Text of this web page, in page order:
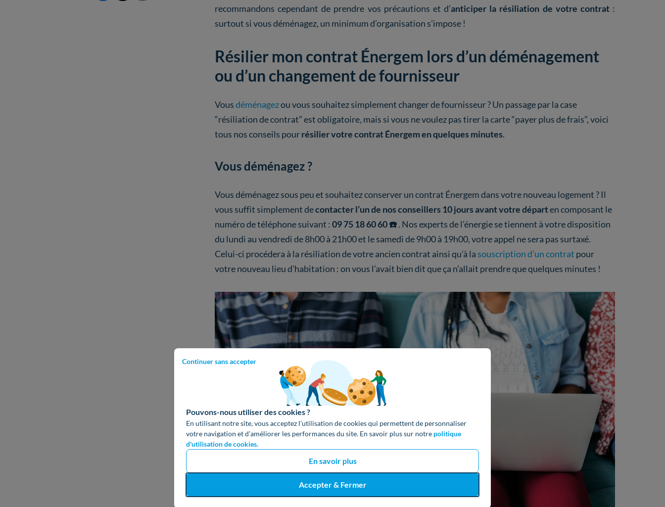
Continuer sans accepter
Pouvons-nous utiliser des cookies ?
En utilisant notre site, vous acceptez l’utilisation de cookies qui permettent de personnaliser
votre navigation et d’améliorer les performances du site. En savoir plus sur notre politique
d'utilisation de cookies.
En savoir plus
Accepter & Fermer
recommandons cependant de prendre vos précautions et d’anticiper la résiliation de votre contrat:
surtout si vous déménagez, un minimum d’organisation s’impose !
Résilier mon contrat Énergem lors d’un déménagement
ou d’un changement de fournisseur
Vousdéménagezou vous souhaitez simplement changer de fournisseur ? Un passage par la case
“résiliation de contrat” est obligatoire, mais si vous ne voulez pas tirer la carte “payer plus de frais”, voici
tous nos conseils pourrésilier votre contrat Énergem en quelques minutes.
Vous déménagez ?
Vous déménagez sous peu et souhaitez conserver un contrat Énergem dans votre nouveau logement ? Il
vous suffit simplement decontacter l’un de nos conseillers 10 jours avant votre départen composant le
numéro de téléphone suivant :09 75 18 60 60 ☎️. Nos experts de l’énergie se tiennent à votre disposition
du lundi au vendredi de 8h00 à 21h00 et le samedi de 9h00 à 19h00, votre appel ne sera pas surtaxé.
Celui-ci procédera à la résiliation de votre ancien contrat ainsi qu’à lasouscription d’un contrat pour
votre nouveau lieu d’habitation : on vous l’avait bien dit que ça n’allait prendre que quelques minutes !